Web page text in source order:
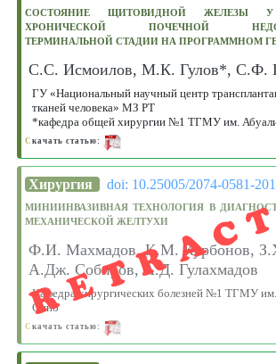
СОСТОЯНИЕ ЩИТОВИДНОЙ ЖЕЛЕЗЫ
ХРОНИЧЕСКОЙ ПОЧЕЧНОЙ
ТЕРМИНАЛЬНОЙ СТАДИИ НА ПРОГРАММНОМ
С.С. Исмоилов, М.К. Гулов*, С.Ф.
ГУ «Национальный научный центр
тканей человека» МЗ РТ
*кафедра общей хирургии №1 ТГМУ им.
С качать статью:
Хирургия doi: 10.25005/2074-0581-
МИНИИНВАЗИВНАЯ ТЕХНОЛОГИЯ В
МЕХАНИЧЕСКОЙ ЖЕЛТУХИ
Ф.И. Махмадов, К.М. Курбонов,
А.Дж. Собиров, А.Д. Гулахмадов
Кафедра хирургических болезней №1 ТГМУ
Сино
С качать статью: